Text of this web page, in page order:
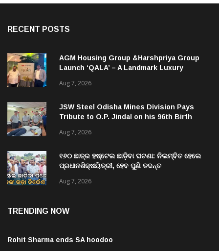
RECENT POSTS
AGM Housing Group &Harshpriya Group
Launch ‘QALA’ – A Landmark Luxury
Aug 7, 2026
JSW Steel Odisha Mines Division Pays
Tribute to O.P. Jindal on his 96th Birth
Aug 7, 2026
୧୬୦ ଛାତ୍ର ହଷ୍ଟେଲ ଛାଡ଼ିବା ଘଟଣା: ନିଲମ୍ବିତ ହେଲେ
ପ୍ରଧାନଶିକ୍ଷୟିତ୍ରୀ, ହେବ ପୁଣି ତଦନ୍ତ
Aug 7, 2026
TRENDING NOW
Rohit Sharma ends SA hoodoo